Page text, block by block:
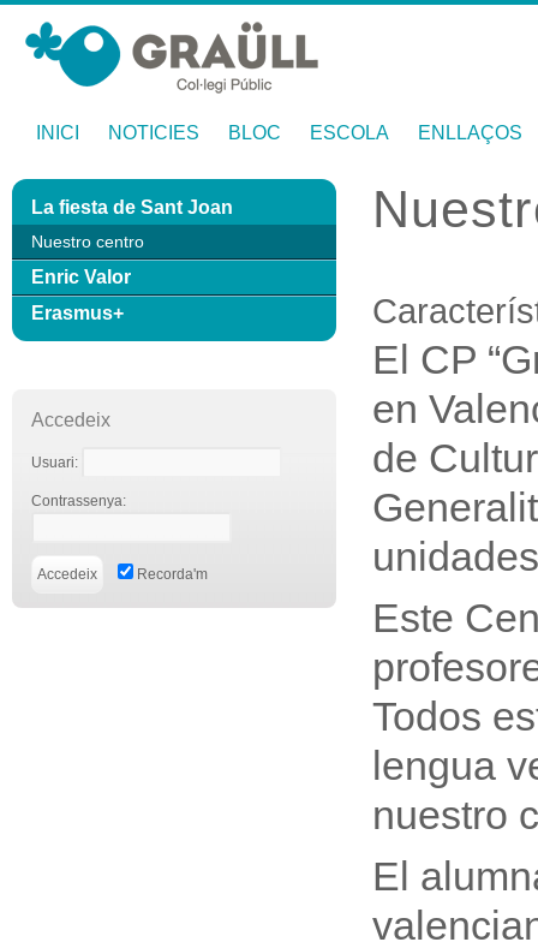
INICI NOTICIES BLOC ESCOLA ENLLAÇOS
La fiesta de Sant Joan
Nuestro centro
Enric Valor
Erasmus+
Accedeix
Usuari:
Contrassenya:
Recorda'm
El CP
en
de
Este
Todos
lengua
nuestro
El